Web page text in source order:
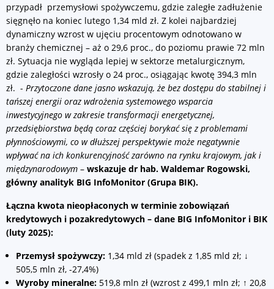
przypadł przemysłowi spożywczemu, gdzie zaległe zadłużenie
sięgnęło na koniec lutego 1,34 mld zł. Z kolei najbardziej
dynamiczny wzrost w ujęciu procentowym odnotowano w
branży chemicznej – aż o 29,6 proc., do poziomu prawie 72 mln
zł. Sytuacja nie wygląda lepiej w sektorze metalurgicznym,
gdzie zaległości wzrosły o 24 proc., osiągając kwotę 394,3 mln
zł. - Przytoczone dane jasno wskazują, że bez dostępu do stabilnej i
tańszej energii oraz wdrożenia systemowego wsparcia
inwestycyjnego w zakresie transformacji energetycznej,
przedsiębiorstwa będą coraz częściej borykać się z problemami
płynnościowymi, co w dłuższej perspektywie może negatywnie
wpływać na ich konkurencyjność zarówno na rynku krajowym, jak i
międzynarodowym – wskazuje dr hab. Waldemar Rogowski,
główny analityk BIG InfoMonitor (Grupa BIK).
Łączna kwota nieopłaconych w terminie zobowiązań
kredytowych i pozakredytowych – dane BIG InfoMonitor i BIK
(luty 2025):
Przemysł spożywczy: 1,34 mld zł (spadek z 1,85 mld zł; ↓
505,5 mln zł, -27,4%)
Wyroby mineralne: 519,8 mln zł (wzrost z 499,1 mln zł; ↑ 20,8